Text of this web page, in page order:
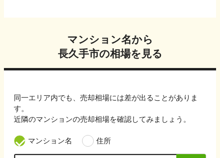
マンション名から
長久手市の相場を見る
同一エリア内でも、売却相場には差が出ることがありま
す。
近隣のマンションの売却相場を確認してみましょう。
マンション名 住所